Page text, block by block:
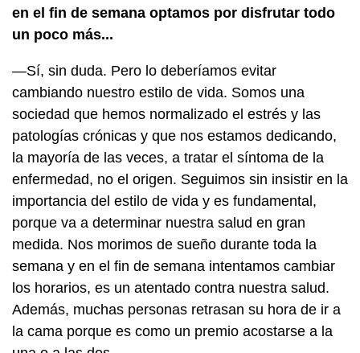
en el fin de semana optamos por disfrutar todo
un poco más...
—Sí, sin duda. Pero lo deberíamos evitar
cambiando nuestro estilo de vida. Somos una
sociedad que hemos normalizado el estrés y las
patologías crónicas y que nos estamos dedicando,
la mayoría de las veces, a tratar el síntoma de la
enfermedad, no el origen. Seguimos sin insistir en la
importancia del estilo de vida y es fundamental,
porque va a determinar nuestra salud en gran
medida. Nos morimos de sueño durante toda la
semana y en el fin de semana intentamos cambiar
los horarios, es un atentado contra nuestra salud.
Además, muchas personas retrasan su hora de ir a
la cama porque es como un premio acostarse a la